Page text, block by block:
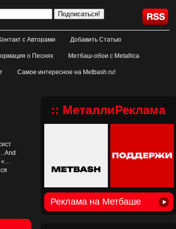
с Авторами Добавить Статью
о Песнях Метбаш-обои с Metallica
Самое интересное на Metbash.ru!
«…
:: МеталлиРеклама
Реклама на Метбаше